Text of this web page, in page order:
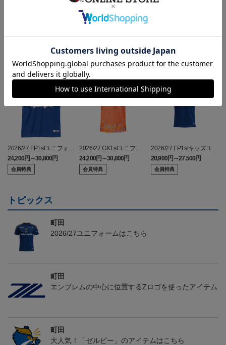
2026/27 FP1stユニフォー
ム
24,200円～30,800円
会員特典
2026/27 GK1stユニフォ
ーム
24,200円～30,800円
会員特典
2026/27 FP1stキッズユニ
フォーム
20,900円～27,500円
会員特典
トピックス
町田
2026/27ユニフォームはこちら
町田
エンブレムの中心に位置するZロゴを使ったアイテム
町田
大人気！「ゼルビー」のアイテムはこちら